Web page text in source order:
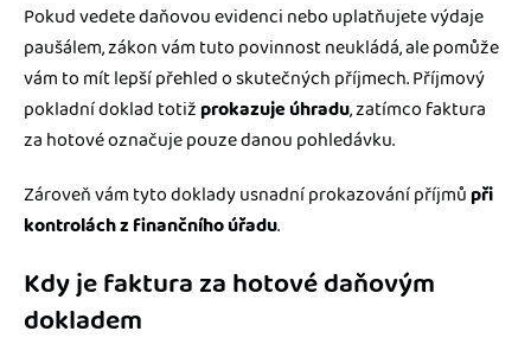
Pokud vedete daňovou evidenci nebo uplatňujete výdaje
paušálem, zákon vám tuto povinnost neukládá, ale pomůže
vám to mít lepší přehled o skutečných příjmech. Příjmový
pokladní doklad totižprokazuje úhradu, zatímco faktura
za hotové označuje pouze danou pohledávku.
Zároveň vám tyto doklady usnadní prokazování příjmůpři
kontroláchz finančního úřadu.
Kdy je faktura za hotové daňovým
dokladem